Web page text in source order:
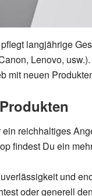
langjährige
Lenovo,
mit neuen
reichhaltiges
findest Du ein
und
oder generell